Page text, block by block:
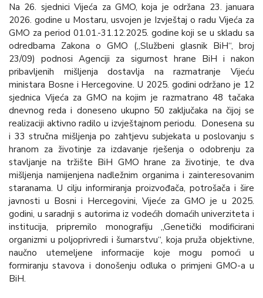
Na 26. sjednici Vijeća za GMO, koja je održana 23. januara
2026. godine u Mostaru, usvojen je Izvještaj o radu Vijeća za
GMO za period 01.01.-31.12.2025. godine koji se u skladu sa
odredbama Zakona o GMO („Službeni glasnik BiH“, broj
23/09) podnosi Agenciji za sigurnost hrane BiH i nakon
pribavljenih mišljenja dostavlja na razmatranje Vijeću
ministara Bosne i Hercegovine. U 2025. godini održano je 12
sjednica Vijeća za GMO na kojim je razmatrano 48 tačaka
dnevnog reda i doneseno ukupno 50 zaključaka na čijoj se
realizaciji aktivno radilo u izvještajnom periodu. Donesena su
i 33 stručna mišljenja po zahtjevu subjekata u poslovanju s
hranom za životinje za izdavanje rješenja o odobrenju za
stavljanje na tržište BiH GMO hrane za životinje, te dva
mišljenja namijenjena nadležnim organima i zainteresovanim
staranama. U cilju informiranja proizvođača, potrošača i šire
javnosti u Bosni i Hercegovini, Vijeće za GMO je u 2025.
godini, u saradnji s autorima iz vodećih domaćih univerziteta i
institucija, pripremilo monografiju „Genetički modificirani
organizmi u poljoprivredi i šumarstvu“, koja pruža objektivne,
naučno utemeljene informacije koje mogu pomoći u
formiranju stavova i donošenju odluka o primjeni GMO-a u
BiH.